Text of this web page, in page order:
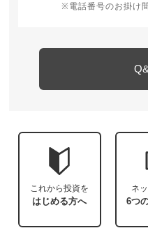
※電話番号のお掛け
これから投資を
はじめる方へ
ネ
6つ